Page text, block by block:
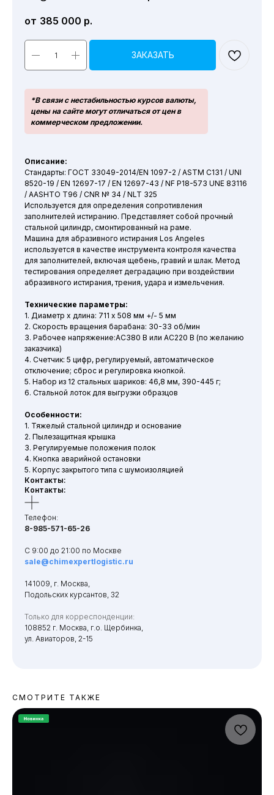
385 000 р.
ЗАКАЗАТЬ
*В связи с нестабильностью курсов валюты,
цены на сайте могут отличаться от цен в
коммерческом предложении.
Описание:
Cтандарты: ГОСТ 33049-2014/EN 1097-2 / ASTM C131 / UNI
8520-19 / EN 12697-17 / EN 12697-43 / NF P18-573 UNE 83116
/ AASHTO T96 / CNR № 34 / NLT 325
Используется для определения сопротивления
заполнителей истиранию. Представляет собой прочный
стальной цилиндр, смонтированный на раме.
Машина для абразивного истирания Los Angeles
используется в качестве инструмента контроля качества
для заполнителей, включая щебень, гравий и шлак. Метод
тестирования определяет деградацию при воздействии
абразивного истирания, трения, удара и измельчения.
Технические параметры:
1. Диаметр x длина: 711 x 508 мм +/- 5 мм
2. Скорость вращения барабана: 30-33 об/мин
3. Рабочее напряжение:AC380 В или AC220 В (по желанию
заказчика)
4. Счетчик: 5 цифр, регулируемый, автоматическое
отключение; сброс и регулировка кнопкой.
5. Набор из 12 стальных шариков: 46,8 мм, 390-445 г;
6. Стальной лоток для выгрузки образцов
Особенности:
1. Тяжелый стальной цилиндр и основание
2. Пылезащитная крышка
3. Регулируемые положения полок
4. Кнопка аварийной остановки
5. Корпус закрытого типа с шумоизоляцией
Контакты:
Контакты:
Телефон:
8-985-571-65-26
С 9:00 до 21:00 по Москве
sale@chimexpertlogistic.ru
141009, г. Москва,
Подольских курсантов, 32
Только для корреспонденции:
108852 г. Москва, г.о. Щербинка,
ул. Авиаторов, 2-15
СМОТРИТЕ ТАКЖЕ